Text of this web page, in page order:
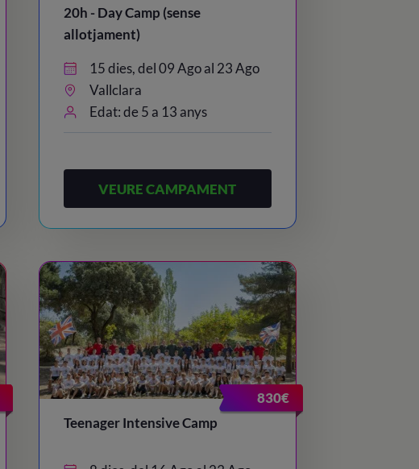
20h - Day Camp (sense
allotjament)
15 dies, del 09 Ago al 23 Ago
Vallclara
Edat: de 5 a 13 anys
VEURE CAMPAMENT
830€
Teenager Intensive Camp